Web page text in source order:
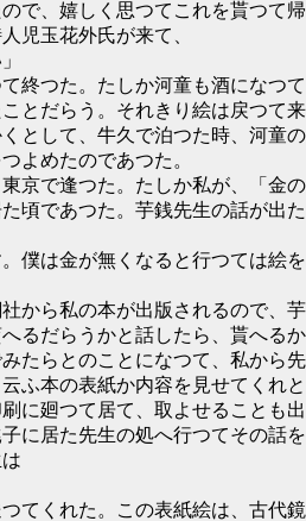
で、嬉しく思つてこれを貰つて帰
児玉花外氏が来て、
終つた。たしか河童も酒になつて
とだらう。それきり絵は戻つて来
として、牛久で泊つた時、河童の
よめたのであつた。
京で逢つた。たしか私が、「金の
頃であつた。芋銭先生の話が出た
僕は金が無くなると行つては絵を
から私の本が出版されるので、芋
るだらうかと話したら、貰へるか
たらとのことになつて、私から先
ふ本の表紙か内容を見せてくれと
に廻つて居て、取よせることも出
に居た先生の処へ行つてその話を
てくれた。この表紙絵は、古代鏡